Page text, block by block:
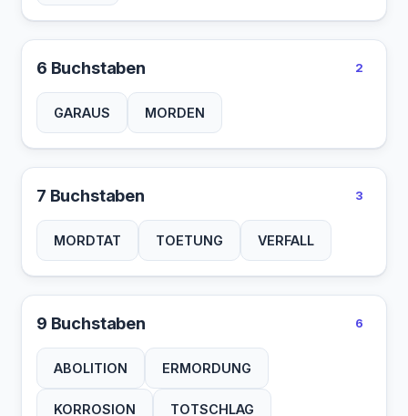
6 Buchstaben 2
GARAUS MORDEN
7 Buchstaben 3
MORDTAT TOETUNG VERFALL
9 Buchstaben 6
ABOLITION ERMORDUNG
KORROSION TOTSCHLAG